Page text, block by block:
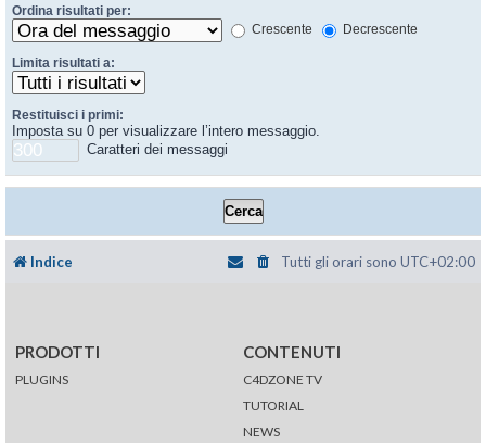
Ordina risultati per:
Crescente
Decrescente
Limita risultati a:
Restituisci i primi:
Imposta su 0 per visualizzare l’intero messaggio.
Caratteri dei messaggi
Indice Tutti gli orari sono UTC+02:00
PRODOTTI
PLUGINS
CONTENUTI
C4DZONE TV
TUTORIAL
NEWS